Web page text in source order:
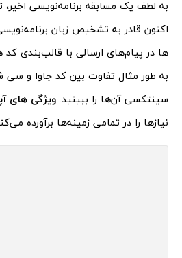
به لطف یک مسابقه برنامه‌نویسی اخیر،
ها در پیام‌های ارسالی با قالب‌بندی کد
به طور مثال تفاوت بین کد جاوا و سی
سینتکسی آن‌ها را ببینید. ویژگی های
نیازها را در تمامی زمینه‌ها برآورده